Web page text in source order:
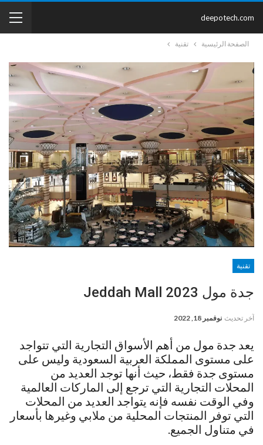
deepotech.com
الصفحة الرئيسية تقنية
تقنية
جدة مول Jeddah Mall 2023
آخر تحديث نوفمبر 18, 2022
يعد جدة مول من أهم الأسواق التجارية التي تتواجد
على مستوى المملكة العربية السعودية وليس على
مستوى جدة فقط، حيث أنها توجد العديد من
المحلات التجارية التي ترجع إلى الماركات العالمية
وفي الوقت نفسه فإنه يتواجد العديد من المحلات
التي توفر المنتجات المحلية من ملابي وغيرها بأسعار
في متناول الجميع.